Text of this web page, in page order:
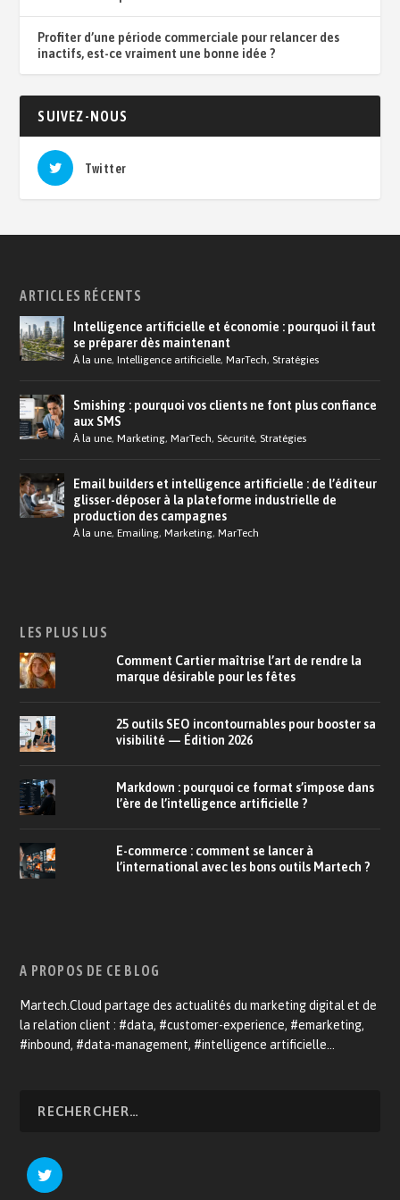
Profiter d’une période commerciale pour relancer des
inactifs, est-ce vraiment une bonne idée ?
SUIVEZ-NOUS
Twitter
ARTICLES RÉCENTS
Intelligence artificielle et économie : pourquoi il faut
se préparer dès maintenant
À la une,Intelligence artificielle,MarTech, Stratégies
Smishing : pourquoi vos clients ne font plus confiance
aux SMS
À la une,Marketing,MarTech, Sécurité, Stratégies
Email builders et intelligence artificielle : de l’éditeur
glisser-déposer à la plateforme industrielle de
production des campagnes
À la une,Emailing,Marketing,MarTech
LES PLUS LUS
Comment Cartier maîtrise l’art de rendre la
marque désirable pour les fêtes
25 outils SEO incontournables pour booster sa
visibilité — Édition 2026
Markdown : pourquoi ce format s’impose dans
l’ère de l’intelligence artificielle ?
E-commerce : comment se lancer à
l’international avec les bons outils Martech ?
A PROPOS DE CE BLOG
Martech.Cloud partage des actualités du marketing digital et de
la relation client : #data, #customer-experience, #emarketing,
#inbound, #data-management, #intelligence artificielle…